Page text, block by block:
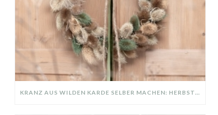
KRANZ AUS WILDEN KARDE SELBER MACHEN: HERBSTDEKO GANZ EINFACH